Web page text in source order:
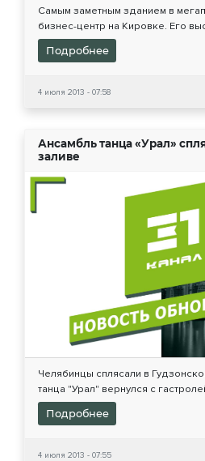
Самым заметным зданием в
бизнес-центр на Кировке. Его
Подробнее
4 июля 2013 - 07:58
Ансамбль танца «Урал»
заливе
Челябинцы сплясали в
танца "Урал" вернулся с
Подробнее
4 июля 2013 - 07:55